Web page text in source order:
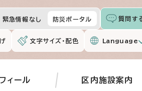
緊急情報なし 防災ポータル 質問す
文字サイズ・配色 Language
ィール 区内施設案内